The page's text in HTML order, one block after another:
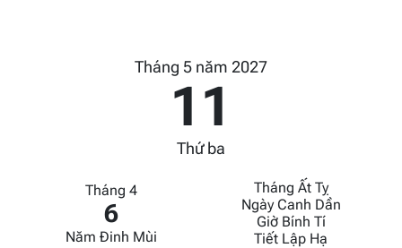
Tháng 5 năm 2027
11
Thứ ba
Tháng 4
6
Năm Đinh Mùi
Tháng Ất Tỵ
Ngày Canh Dần
Giờ Bính Tí
Tiết Lập Hạ